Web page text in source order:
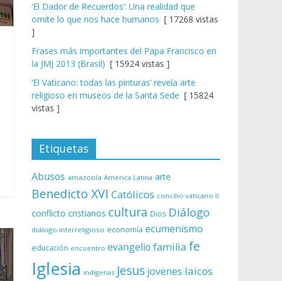
‘El Dador de Recuerdos’: Una realidad que
omite lo que nos hace humanos [ 17268 vistas
]
Frases más importantes del Papa Francisco en
la JMJ 2013 (Brasil) [ 15924 vistas ]
‘El Vaticano: todas las pinturas’ revela arte
religioso en museos de la Santa Sede [ 15824
vistas ]
Etiquetas
Abusos amazonía América Latina arte
Benedicto XVI Católicos concilio vaticano II
conflicto cristianos cultura Dios Diálogo
diálogo interreligioso economía ecumenismo
educación encuentro evangelio familia fe
Iglesia indígenas Jesus jovenes laicos